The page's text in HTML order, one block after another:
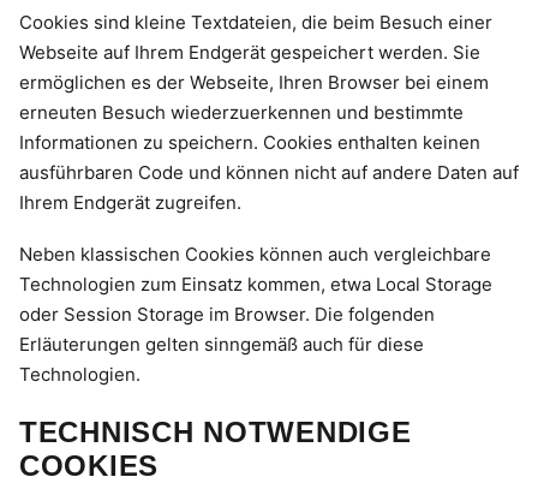
Cookies sind kleine Textdateien, die beim Besuch einer
Webseite auf Ihrem Endgerät gespeichert werden. Sie
ermöglichen es der Webseite, Ihren Browser bei einem
erneuten Besuch wiederzuerkennen und bestimmte
Informationen zu speichern. Cookies enthalten keinen
ausführbaren Code und können nicht auf andere Daten auf
Ihrem Endgerät zugreifen.
Neben klassischen Cookies können auch vergleichbare
Technologien zum Einsatz kommen, etwa Local Storage
oder Session Storage im Browser. Die folgenden
Erläuterungen gelten sinngemäß auch für diese
Technologien.
TECHNISCH NOTWENDIGE
COOKIES